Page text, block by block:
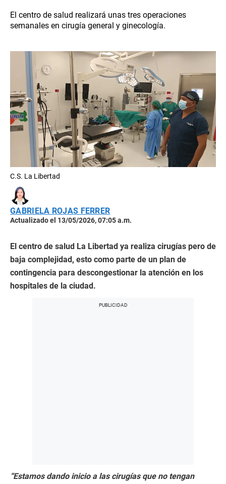
El centro de salud realizará unas tres operaciones
semanales en cirugía general y ginecología.
C.S. La Libertad
GABRIELA ROJAS FERRER
Actualizado el 13/05/2026, 07:05 a.m.
El centro de salud La Libertad ya realiza cirugías pero de
baja complejidad, esto como parte de un plan de
contingencia para descongestionar la atención en los
hospitales de la ciudad.
“Estamos dando inicio a las cirugías que no tengan